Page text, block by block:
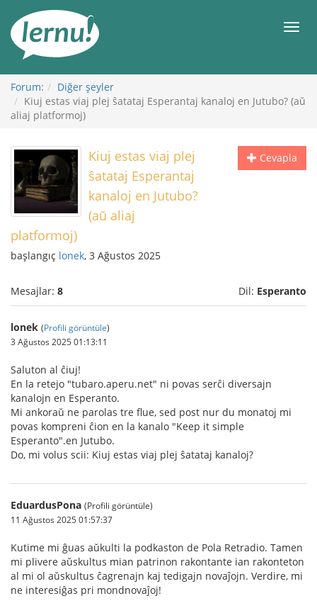
Görüntüleme
Forum:
Diğer şeyler
Kiuj estas viaj plej ŝatataj Esperantaj kanaloj en Jutubo? (aŭ
aliaj platformoj)
Cevapla
Kiuj estas viaj plej
ŝatataj Esperantaj
kanaloj en Jutubo?
(aŭ aliaj
platformoj)
başlangıç lonek, 3 Ağustos 2025
Mesajlar: 8 Dil: Esperanto
lonek (Profili görüntüle)
3 Ağustos 2025 01:13:11
Saluton al ĉiuj!
En la retejo "tubaro.aperu.net" ni povas serĉi diversajn
kanalojn en Esperanto.
Mi ankoraŭ ne parolas tre flue, sed post nur du monatoj mi
povas kompreni ĉion en la kanalo "Keep it simple
Esperanto".en Jutubo.
Do, mi volus scii: Kiuj estas viaj plej ŝatataj kanaloj?
EduardusPona (Profili görüntüle)
11 Ağustos 2025 01:57:37
Kutime mi ĝuas aŭkulti la podkaston de Pola Retradio. Tamen
mi plivere aŭskultus mian patrinon rakontante ian rakonteton
al mi ol aŭskultus ĉagrenajn kaj tedigajn novaĵojn. Verdire, mi
ne interesiĝas pri mondnovaĵoj!